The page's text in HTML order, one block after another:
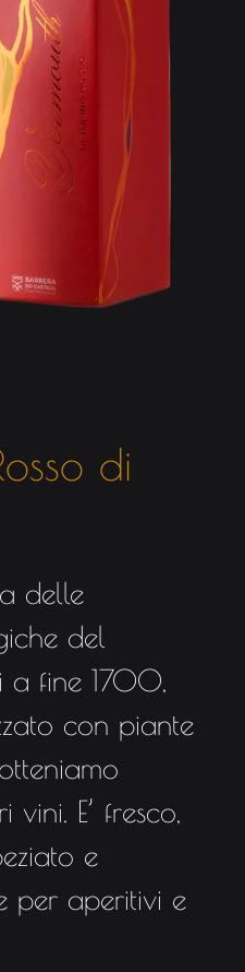
di
delle
del
a fine 1700,
con piante
E’ fresco,
e
per aperitivi e